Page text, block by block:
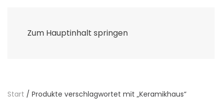
Zum Hauptinhalt springen
Start / Produkte verschlagwortet mit „Keramikhaus“